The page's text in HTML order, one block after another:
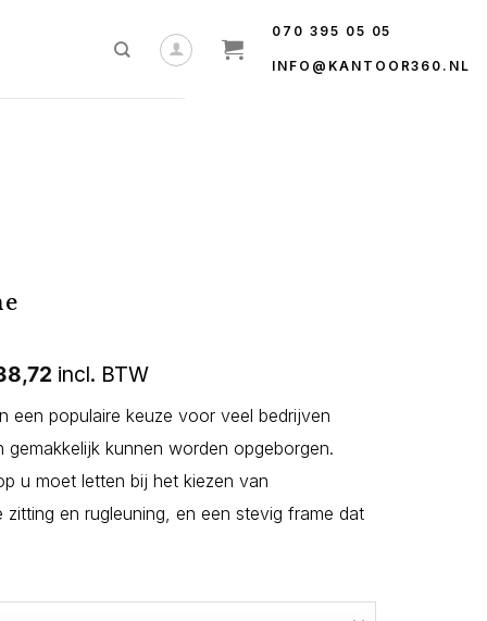
070 395 05 05
INFO@KANTOOR360.NL
incl. BTW
een populaire keuze voor veel bedrijven
kunnen worden opgeborgen.
u moet letten bij het kiezen van
en rugleuning, en een stevig frame dat